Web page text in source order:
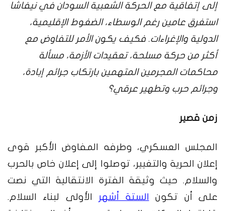
إلى إتفاقية مع الحركة الشعبية السودان في نيفاشا
استغرق عامين رغم الوسطاء، الضغوط الإقليمية،
الدولية والإغراءات. فكيف يكون الأمر للتفاوض مع
أكثر من حركة مسلحة، تعقيدات الأزمة، مسألة
محاكمات المجرمين المتهمين بارتكاب جرائم إبادة،
وجرائم حرب وتطهير عرقي؟
زمن قصير
المجلس العسكري، وطرفه المفاوض الأكبر قوى
إعلان الحرية والتغيير، توصلوا إلى إعلان خاص بالحرب
والسلام. حيث وثيقة الفترة الانتقالية التي نصت
على أن تكون
الستة أشهر الأولى لبناء السلام.